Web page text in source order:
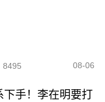
8495 08-06
下手！李在明要打